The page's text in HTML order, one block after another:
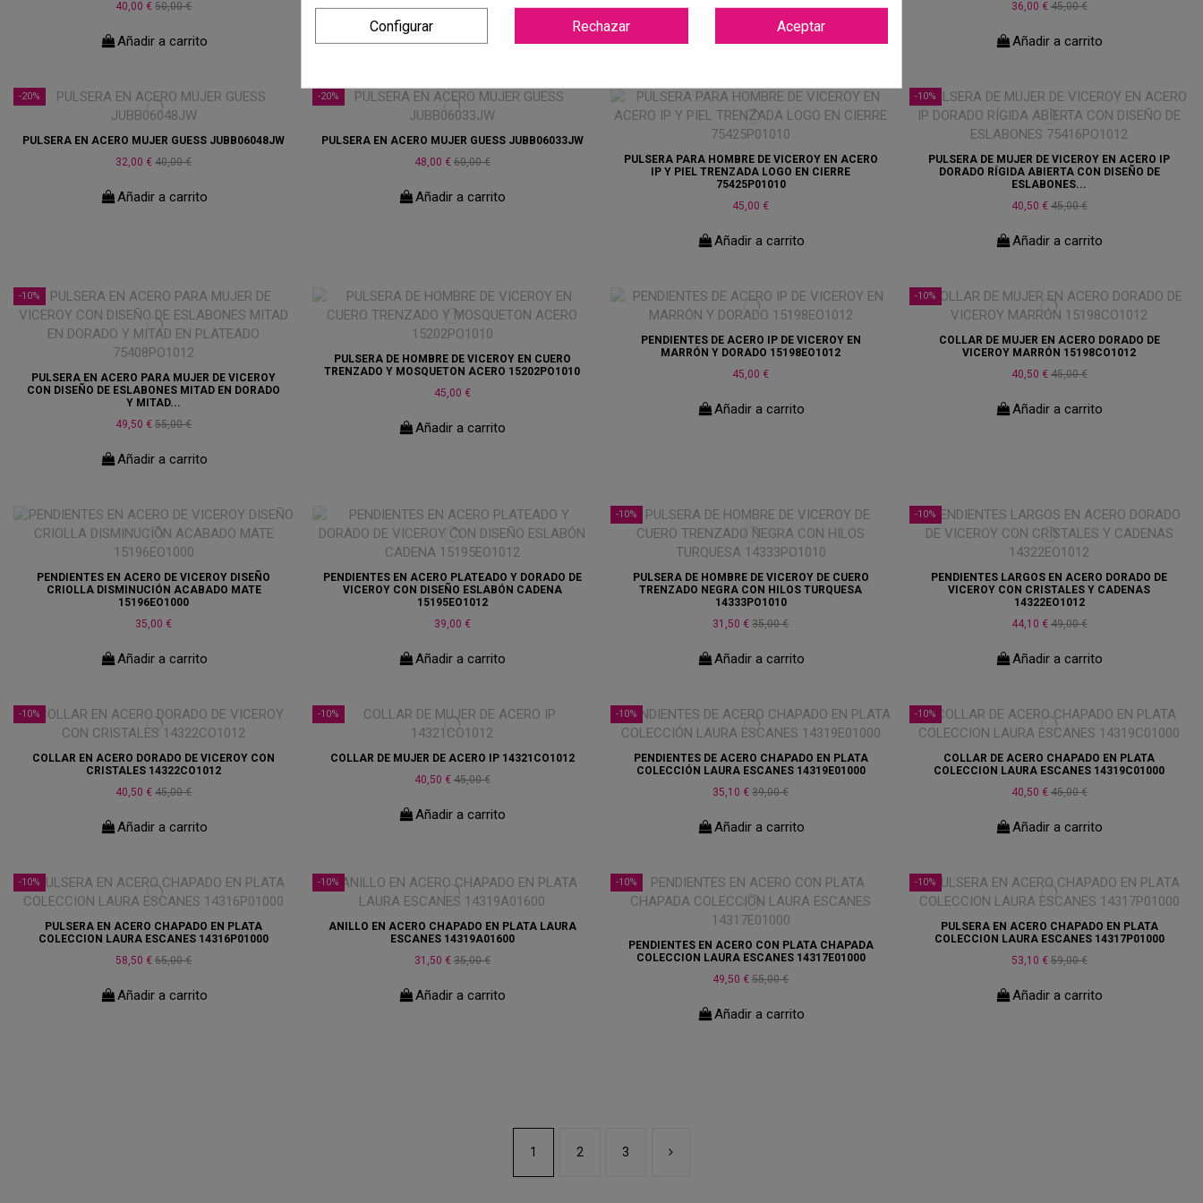
40,00 €50,00 €
Añadir a carrito
56,00 €70,00 €
Añadir a carrito
52,00 €65,00 €
Añadir a carrito
36,00 € 45,00 €
Añadir a carrito
-20%
PULSERA EN ACERO MUJER GUESS JUBB06048JW
32,00 €40,00 €
Añadir a carrito
-20%
PULSERA EN ACERO MUJER GUESS JUBB06033JW
48,00 € 60,00 €
Añadir a carrito
PULSERA PARA HOMBRE DE VICEROY EN ACERO
IP Y PIEL TRENZADA LOGO EN CIERRE
75425P01010
45,00 €
Añadir a carrito
-10%
PULSERA DE MUJER DE VICEROY EN ACERO IP
DORADO RÍGIDA ABIERTA CON DISEÑO DE
ESLABONES...
40,50 € 45,00 €
Añadir a carrito
-10%
PULSERA EN ACERO PARA MUJER DE VICEROY
CON DISEÑO DE ESLABONES MITAD EN DORADO
Y MITAD...
49,50 €55,00 €
Añadir a carrito
PULSERA DE HOMBRE DE VICEROY EN CUERO
TRENZADO Y MOSQUETON ACERO 15202PO1010
45,00 €
Añadir a carrito
PENDIENTES DE ACERO IP DE VICEROY EN
MARRÓN Y DORADO 15198EO1012
45,00 €
Añadir a carrito
-10%
COLLAR DE MUJER EN ACERO DORADO DE
VICEROY MARRÓN 15198CO1012
40,50 € 45,00 €
Añadir a carrito
PENDIENTES EN ACERO DE VICEROY DISEÑO
CRIOLLA DISMINUCIÓN ACABADO MATE
15196EO1000
35,00 €
Añadir a carrito
PENDIENTES EN ACERO PLATEADO Y DORADO DE
VICEROY CON DISEÑO ESLABÓN CADENA
15195EO1012
39,00 €
Añadir a carrito
-10%
PULSERA DE HOMBRE DE VICEROY DE CUERO
TRENZADO NEGRA CON HILOS TURQUESA
14333PO1010
31,50 €35,00 €
Añadir a carrito
-10%
PENDIENTES LARGOS EN ACERO DORADO DE
VICEROY CON CRISTALES Y CADENAS
14322EO1012
44,10 € 49,00 €
Añadir a carrito
-10%
COLLAR EN ACERO DORADO DE VICEROY CON
CRISTALES 14322CO1012
40,50 €45,00 €
Añadir a carrito
-10%
COLLAR DE MUJER DE ACERO IP 14321CO1012
40,50 € 45,00 €
Añadir a carrito
-10%
PENDIENTES DE ACERO CHAPADO EN PLATA
COLECCIÓN LAURA ESCANES 14319E01000
35,10 €39,00 €
Añadir a carrito
-10%
COLLAR DE ACERO CHAPADO EN PLATA
COLECCION LAURA ESCANES 14319C01000
40,50 € 45,00 €
Añadir a carrito
-10%
PULSERA EN ACERO CHAPADO EN PLATA
COLECCION LAURA ESCANES 14316P01000
58,50 €65,00 €
Añadir a carrito
-10%
ANILLO EN ACERO CHAPADO EN PLATA LAURA
ESCANES 14319A01600
31,50 € 35,00 €
Añadir a carrito
-10%
PENDIENTES EN ACERO CON PLATA CHAPADA
COLECCION LAURA ESCANES 14317E01000
49,50 €55,00 €
Añadir a carrito
-10%
PULSERA EN ACERO CHAPADO EN PLATA
COLECCION LAURA ESCANES 14317P01000
53,10 € 59,00 €
Añadir a carrito
1 2 3
Configurar Rechazar Aceptar